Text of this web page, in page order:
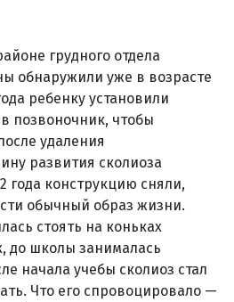
грудного отдела
обнаружили уже в возрасте
ребенку установили
позвоночник, чтобы
удаления
развития сколиоза
года конструкцию сняли,
обычный образ жизни.
стоять на коньках
до школы занималась
начала учебы сколиоз стал
Что его спровоцировало —